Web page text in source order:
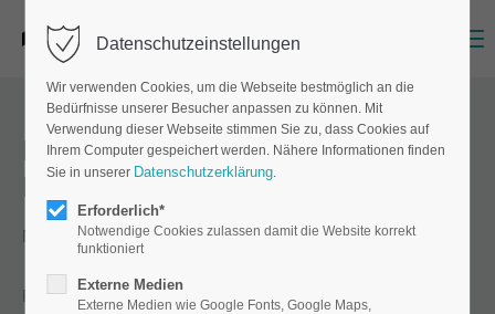
Ich habe keine geeigneten
Druckdaten. Wer hilft?
Natürlich wir.
Für den Fall, dass Sie keine geeigneten Druckdaten besitzen,
Datenschutzeinstellungen
Wir verwenden Cookies, um die Webseite bestmöglich an die
Bedürfnisse unserer Besucher anpassen zu können. Mit
Verwendung dieser Webseite stimmen Sie zu, dass Cookies auf
Ihrem Computer gespeichert werden. Nähere Informationen finden
Sie in unserer Datenschutzerklärung.
Erforderlich*
Notwendige Cookies zulassen damit die Website korrekt
funktioniert
Externe Medien
Externe Medien wie Google Fonts, Google Maps,